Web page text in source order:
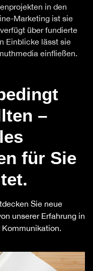
in den
Marketing ist sie
über fundierte
Einblicke lässt sie
einfließen.
–
für Sie
Sie neue
unserer Erfahrung in